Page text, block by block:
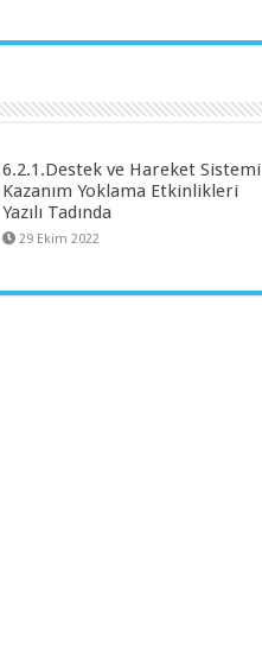
6.2.1.Destek ve Hareket Sistemi
Kazanım Yoklama Etkinlikleri
Yazılı Tadında
29 Ekim 2022